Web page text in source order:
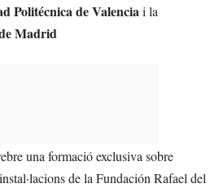
Politécnica de Valenciai la
Madrid
una formació exclusiva sobre
de la Fundación Rafael del